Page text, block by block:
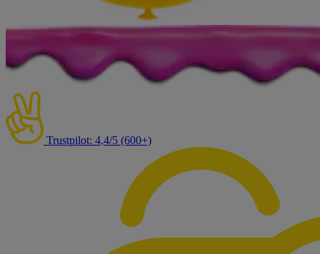
Trustpilot: 4,4/5 (600+)